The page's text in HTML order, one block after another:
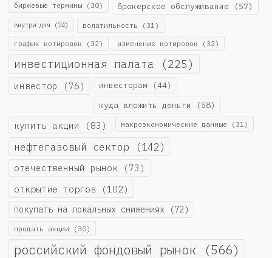
биржевые термины (30) брокерское обслуживание (57)
внутри дня (24) волатильность (31)
график котировок (32) изменение котировок (32)
инвестиционная палата (225)
инвестор (76) инвесторам (44)
куда вложить деньги (58)
купить акции (83) макроэкономические данные (31)
нефтегазовый сектор (142)
отечественный рынок (73)
открытие торгов (102)
покупать на локальных снижениях (72)
продать акции (30)
российский фондовый рынок (566)